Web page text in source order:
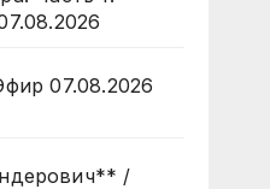
07.08.2026
/